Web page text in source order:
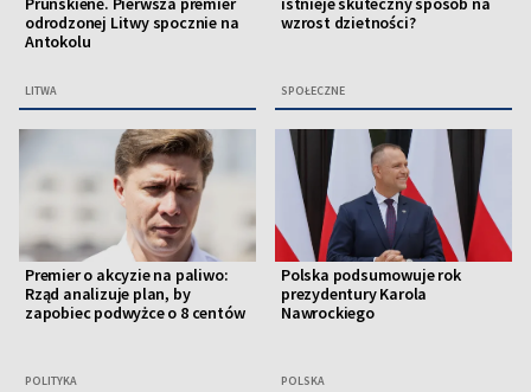
odrodzonej Litwy spocznie na
Antokolu
LITWA
wzrost dzietności?
SPOŁECZNE
Premier o akcyzie na paliwo:
Rząd analizuje plan, by
zapobiec podwyżce o 8 centów
POLITYKA
Polska podsumowuje rok
prezydentury Karola
Nawrockiego
POLSKA